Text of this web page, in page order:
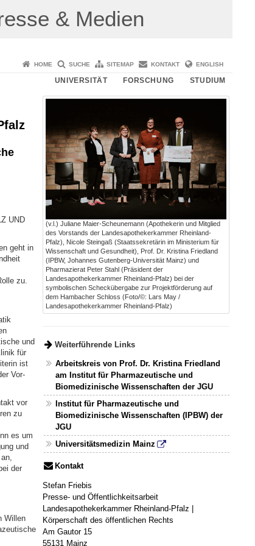
& Medien
HOME SUCHE SITEMAP KONTAKT ENGLISH
UNIVERSITÄT FORSCHUNG STUDIUM
UND
geht in
zu.
und
für
ist
Vor-
vor
zu
es um
und
der
Willen
(v.l.) Juliane Maier-Scheunemann (Apothekerin und Mitglied
des Vorstands der Landesapothekerkammer Rheinland-
Pfalz), Nicole Steingaß (Staatssekretärin im Ministerium für
Wissenschaft und Gesundheit), Prof. Dr. Kristina Friedland
(IPBW, Johannes Gutenberg-Universität Mainz) und
Pharmazierat Peter Stahl (Präsident der
Landesapothekerkammer Rheinland-Pfalz) bei der
symbolischen Scheckübergabe zur Projektförderung auf
dem Hambacher Schloss (Foto/©: Lars May /
Landesapothekerkammer Rheinland-Pfalz)
Weiterführende Links
Arbeitskreis von Prof. Dr. Kristina Friedland
am Institut für Pharmazeutische und
Biomedizinische Wissenschaften der JGU
Institut für Pharmazeutische und
Biomedizinische Wissenschaften (IPBW) der
JGU
Universitätsmedizin Mainz
Kontakt
Stefan Friebis
Presse- und Öffentlichkeitsarbeit
Landesapothekerkammer Rheinland-Pfalz |
Körperschaft des öffentlichen Rechts
Am Gautor 15
55131 Mainz